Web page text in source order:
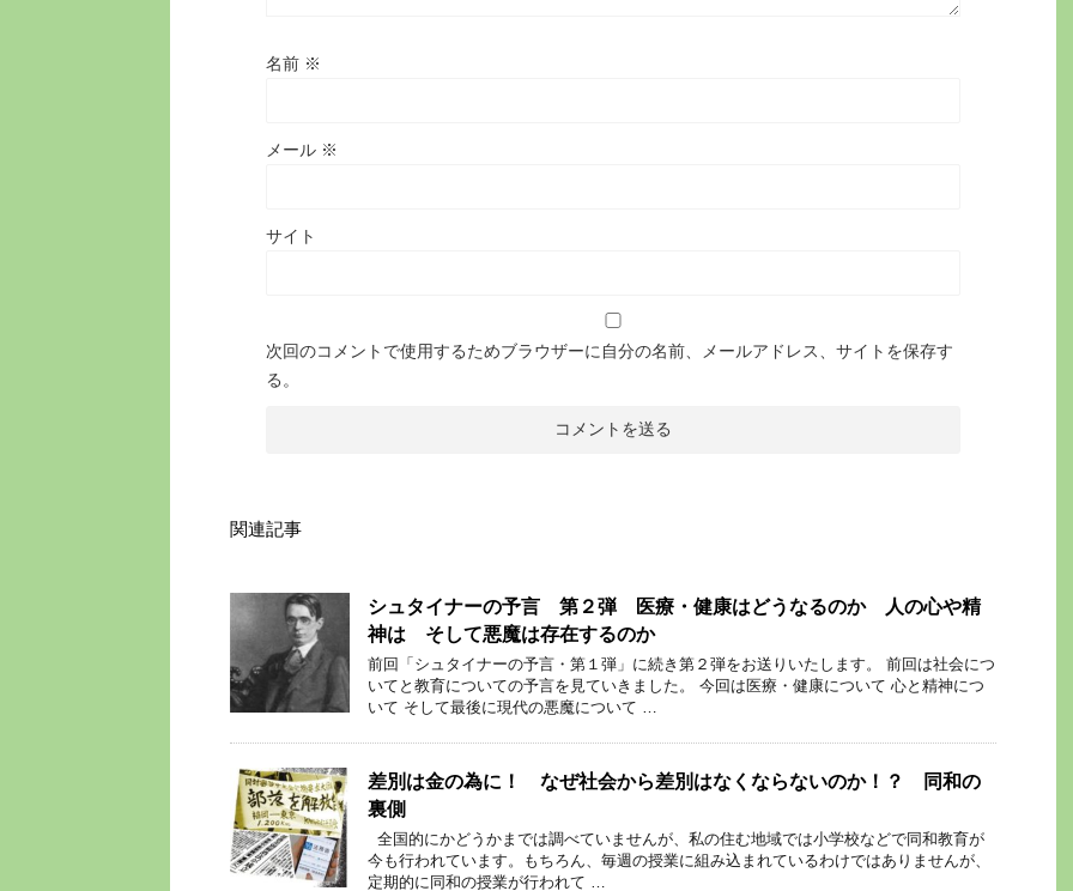
名前 ※
メール ※
サイト
次回のコメントで使用するためブラウザーに自分の名前、メールアドレス、サイトを保存す
る。
関連記事
シュタイナーの予言 第２弾 医療・健康はどうなるのか 人の心や精
神は そして悪魔は存在するのか
前回「シュタイナーの予言・第１弾」に続き第２弾をお送りいたします。 前回は社会につ
いてと教育についての予言を見ていきました。 今回は医療・健康について 心と精神につ
いて そして最後に現代の悪魔について …
差別は金の為に！ なぜ社会から差別はなくならないのか！？ 同和の
裏側
全国的にかどうかまでは調べていませんが、私の住む地域では小学校などで同和教育が
今も行われています。もちろん、毎週の授業に組み込まれているわけではありませんが、
定期的に同和の授業が行われて …